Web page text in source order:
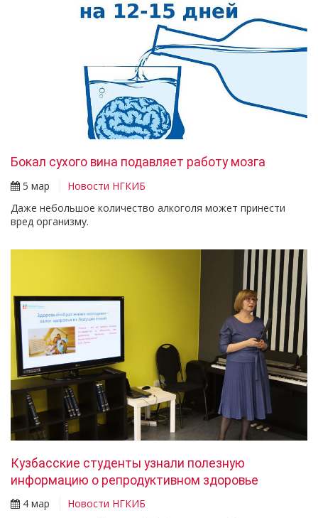
Бокал сухого вина подавляет работу мозга
5 мар
Новости НГКИБ
Даже небольшое количество алкоголя может принести
вред организму.
Кузбасские студенты узнали полезную
информацию о репродуктивном здоровье
4 мар
Новости НГКИБ